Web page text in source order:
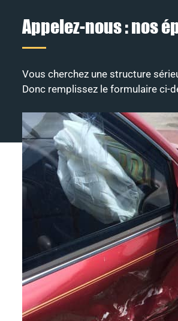
Appelez-nous : nos
Vous cherchez une structure
Donc remplissez le formulaire ci-